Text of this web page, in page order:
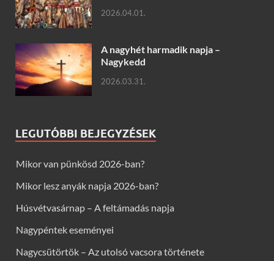
2026.04.01.
A nagyhét harmadik napja –
Nagykedd
2026.03.31.
LEGUTÓBBI BEJEGYZÉSEK
Mikor van pünkösd 2026-ban?
Mikor lesz anyák napja 2026-ban?
Húsvétvasárnap – A feltámadás napja
Nagypéntek eseményei
Nagycsütörtök – Az utolsó vacsora története